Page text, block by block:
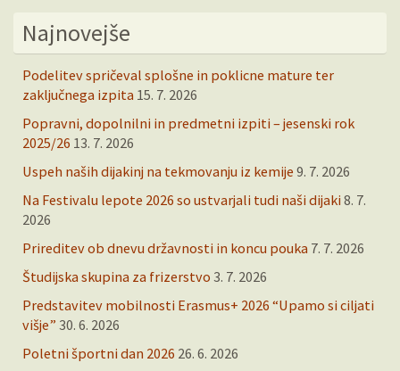
Najnovejše
Podelitev spričeval splošne in poklicne mature ter
zaključnega izpita 15. 7. 2026
Popravni, dopolnilni in predmetni izpiti – jesenski rok
2025/26 13. 7. 2026
Uspeh naših dijakinj na tekmovanju iz kemije 9. 7. 2026
Na Festivalu lepote 2026 so ustvarjali tudi naši dijaki 8. 7.
2026
Prireditev ob dnevu državnosti in koncu pouka 7. 7. 2026
Študijska skupina za frizerstvo 3. 7. 2026
Predstavitev mobilnosti Erasmus+ 2026 “Upamo si ciljati
višje” 30. 6. 2026
Poletni športni dan 2026 26. 6. 2026